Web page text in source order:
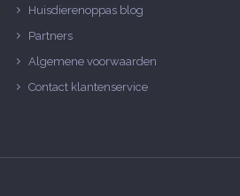
Huisdierenoppas blog
Partners
Algemene voorwaarden
Contact klantenservice